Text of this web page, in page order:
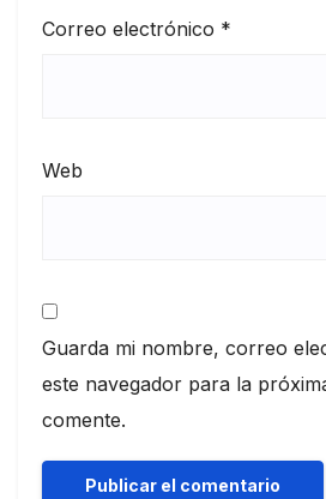
Correo electrónico *
Web
Guarda mi nombre, correo
este navegador para la
comente.